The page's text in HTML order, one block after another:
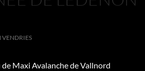
VENDRIES
Maxi Avalanche de Vallnord